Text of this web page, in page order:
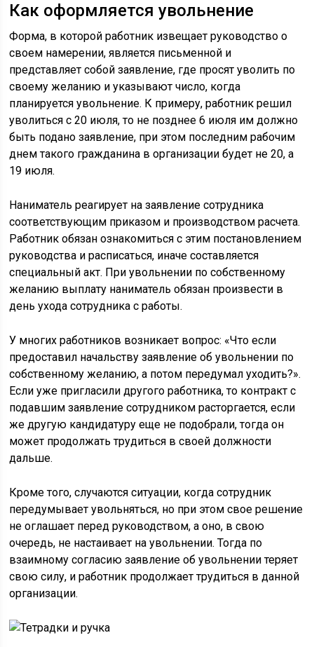
Как оформляется увольнение
Форма, в которой работник извещает руководство о
своем намерении, является письменной и
представляет собой заявление, где просят уволить по
своему желанию и указывают число, когда
планируется увольнение. К примеру, работник решил
уволиться с 20 июля, то не позднее 6 июля им должно
быть подано заявление, при этом последним рабочим
днем такого гражданина в организации будет не 20, а
19 июля.
Наниматель реагирует на заявление сотрудника
соответствующим приказом и производством расчета.
Работник обязан ознакомиться с этим постановлением
руководства и расписаться, иначе составляется
специальный акт. При увольнении по собственному
желанию выплату наниматель обязан произвести в
день ухода сотрудника с работы.
У многих работников возникает вопрос: «Что если
предоставил начальству заявление об увольнении по
собственному желанию, а потом передумал уходить?».
Если уже пригласили другого работника, то контракт с
подавшим заявление сотрудником расторгается, если
же другую кандидатуру еще не подобрали, тогда он
может продолжать трудиться в своей должности
дальше.
Кроме того, случаются ситуации, когда сотрудник
передумывает увольняться, но при этом свое решение
не оглашает перед руководством, а оно, в свою
очередь, не настаивает на увольнении. Тогда по
взаимному согласию заявление об увольнении теряет
свою силу, и работник продолжает трудиться в данной
организации.